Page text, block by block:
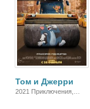
Том и Джерри
2021 Приключения,